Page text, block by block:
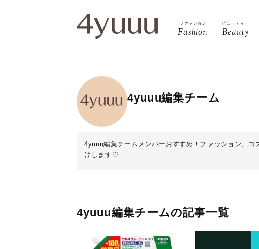
ファッション
Fashion
ビューティー
Beauty
4yuuu編集チーム
4yuuu編集チームメンバーおすすめ！ファッション、
けします♡
4yuuu編集チームの記事一覧